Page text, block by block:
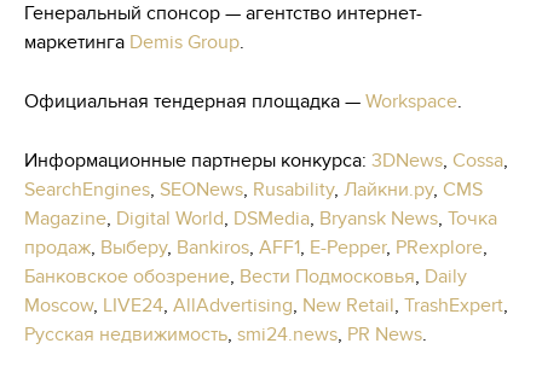
Генеральный спонсор — агентство интернет-
маркетинга Demis Group.
Официальная тендерная площадка — Workspace.
Информационные партнеры конкурса: 3DNews, Cossa,
SearchEngines, SEONews, Rusability, Лайкни.ру, CMS
Magazine, Digital World, DSMedia, Bryansk News, Точка
продаж, Выберу, Bankiros, AFF1, E-Pepper, PRexplore,
Банковское обозрение, Вести Подмосковья, Daily
Moscow, LIVE24, AllAdvertising, New Retail, TrashExpert,
Русская недвижимость, smi24.news, PR News.